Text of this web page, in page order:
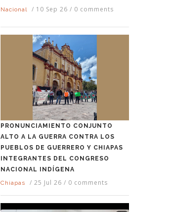
Nacional / 10 Sep 26 / 0 comments
PRONUNCIAMIENTO CONJUNTO
ALTO A LA GUERRA CONTRA LOS
PUEBLOS DE GUERRERO Y CHIAPAS
INTEGRANTES DEL CONGRESO
NACIONAL INDÍGENA
Chiapas
/ 25 Jul 26 / 0 comments